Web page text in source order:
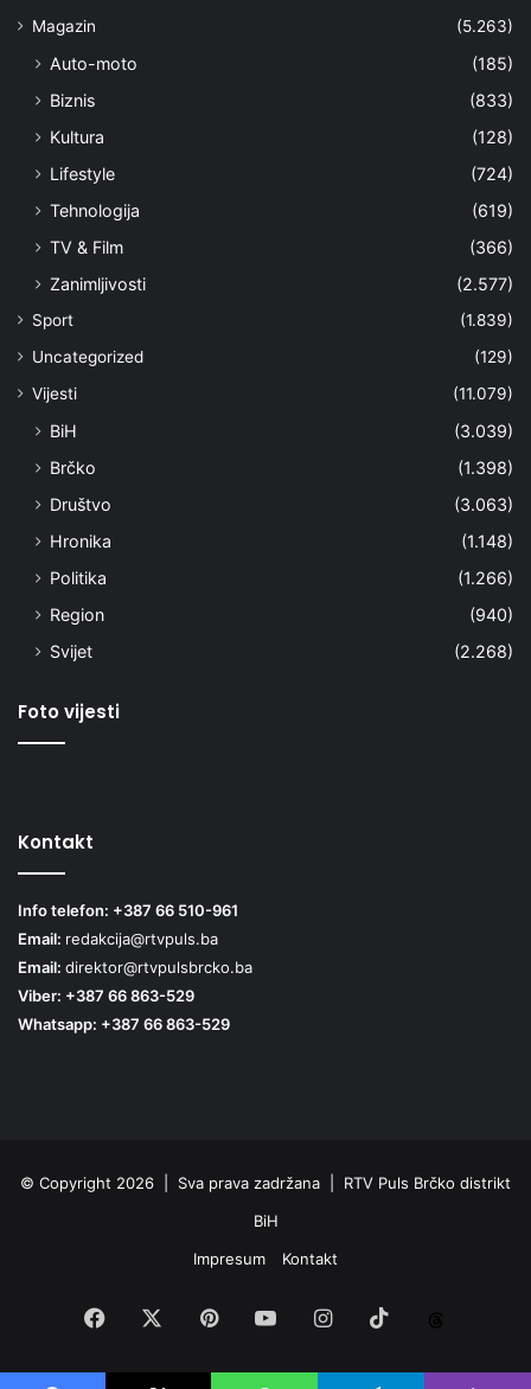
Magazin
(5.263)
Auto-moto
(185)
Biznis
(833)
Kultura
(128)
Lifestyle
(724)
Tehnologija
(619)
TV & Film
(366)
Zanimljivosti
(2.577)
Sport
(1.839)
Uncategorized
(129)
Vijesti
(11.079)
BiH
(3.039)
Brčko
(1.398)
Društvo
(3.063)
Hronika
(1.148)
Politika
(1.266)
Region
(940)
Svijet
(2.268)
Foto vijesti
Kontakt
Info telefon: +387 66 510-961
Email: redakcija@rtvpuls.ba
Email: direktor@rtvpulsbrcko.ba
Viber: +387 66 863-529
Whatsapp: +387 66 863-529
© Copyright 2026 | Sva prava zadržana | RTV Puls Brčko distrikt
BiH
Impresum
Kontakt
Facebook PinterestYouTubeInstagram
TikTok